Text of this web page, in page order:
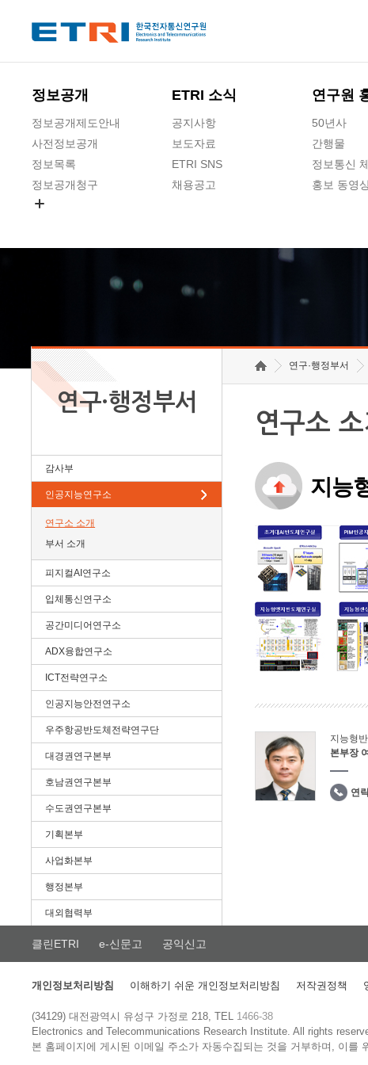
정보공개
정보공개제도안내
사전정보공개
정보목록
정보공개청구
ETRI 소식
공지사항
보도자료
ETRI SNS
채용공고
연구원
50년사
간행물
정보통신
홍보 동영
연구·행정부서
감사부
인공지능연구소
연구소 소개
부서 소개
피지컬AI연구소
입체통신연구소
공간미디어연구소
ADX융합연구소
ICT전략연구소
인공지능안전연구소
우주항공반도체전략연구단
대경권연구본부
호남권연구본부
수도권연구본부
기획본부
사업화본부
행정본부
대외협력부
연구·행정부서
연구소 소
지능
지능형
본부장
연
클린ETRI e-신문고 공익신고
개인정보처리방침 이해하기 쉬운 개인정보처리방침 저작권정책
(34129) 대전광역시 유성구 가정로 218, TEL 1466-38
Electronics and Telecommunications Research Institute.All rights
본 홈페이지에 게시된 이메일 주소가 자동수집되는 것을 거부하며, 이를